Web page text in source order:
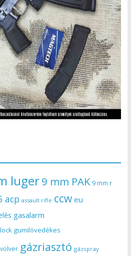
luger9 mm PAK 9 mm r
acp assault rifle ccw eu
gasalarm
gumilövedékes
gázriasztó gázspray